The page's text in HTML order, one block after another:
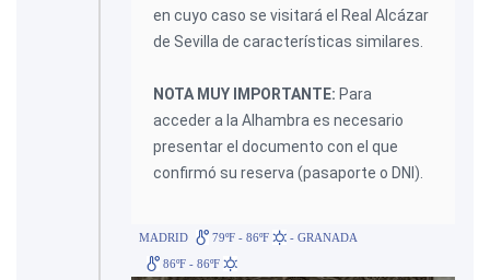
en cuyo caso se visitará el Real Alcázar
de Sevilla de características similares.
NOTA MUY IMPORTANTE: Para
acceder a la Alhambra es necesario
presentar el documento con el que
confirmó su reserva (pasaporte o DNI).
MADRID 79ºF - 86ºF
- GRANADA
86ºF - 86ºF